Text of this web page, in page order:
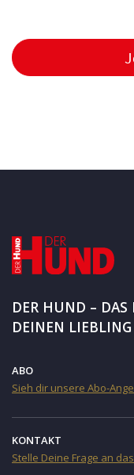
DER HUND –
DEINEN LIEBLING
ABO
Sieh dir unsere Abo-
KONTAKT
Stelle Deine Frage an das